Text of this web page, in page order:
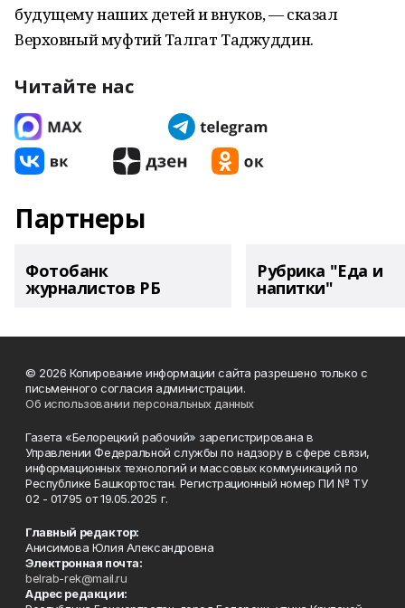
будущему наших детей и внуков, — сказал
Верховный муфтий Талгат Таджуддин.
Читайте нас
Партнеры
Фотобанк
журналистов РБ
Рубрика "Еда и
напитки"
© 2026 Копирование информации сайта разрешено только с
письменного согласия администрации.
Об использовании персональных данных
Газета «Белорецкий рабочий» зарегистрирована в
Управлении Федеральной службы по надзору в сфере связи,
информационных технологий и массовых коммуникаций по
Республике Башкортостан. Регистрационный номер ПИ № ТУ
02 - 01795 от 19.05.2025 г.
Главный редактор:
Анисимова Юлия Александровна
Электронная почта:
belrab-rek@mail.ru
Адрес редакции: